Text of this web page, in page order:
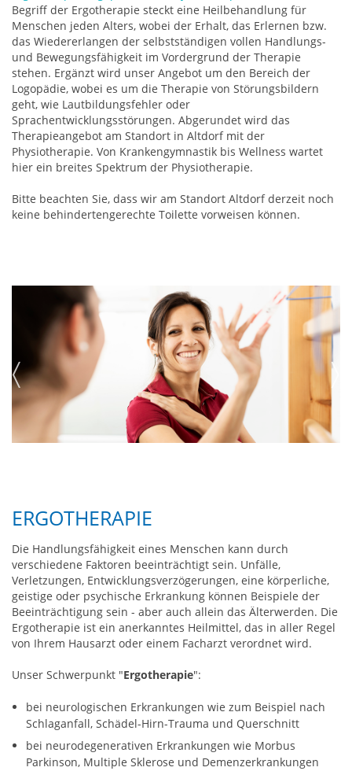
Begriff der Ergotherapie steckt eine Heilbehandlung für
Menschen jeden Alters, wobei der Erhalt, das Erlernen bzw.
das Wiedererlangen der selbstständigen vollen Handlungs-
und Bewegungsfähigkeit im Vordergrund der Therapie
stehen. Ergänzt wird unser Angebot um den Bereich der
Logopädie, wobei es um die Therapie von Störungsbildern
geht, wie Lautbildungsfehler oder
Sprachentwicklungsstörungen. Abgerundet wird das
Therapieangebot am Standort in Altdorf mit der
Physiotherapie. Von Krankengymnastik bis Wellness wartet
hier ein breites Spektrum der Physiotherapie.
Bitte beachten Sie, dass wir am Standort Altdorf derzeit noch
keine behindertengerechte Toilette vorweisen können.
ERGOTHERAPIE
Die Handlungsfähigkeit eines Menschen kann durch
verschiedene Faktoren beeinträchtigt sein. Unfälle,
Verletzungen, Entwicklungsverzögerungen, eine körperliche,
geistige oder psychische Erkrankung können Beispiele der
Beeinträchtigung sein - aber auch allein das Älterwerden. Die
Ergotherapie ist ein anerkanntes Heilmittel, das in aller Regel
von Ihrem Hausarzt oder einem Facharzt verordnet wird.
Unser Schwerpunkt "Ergotherapie":
bei neurologischen Erkrankungen wie zum Beispiel nach
Schlaganfall, Schädel-Hirn-Trauma und Querschnitt
bei neurodegenerativen Erkrankungen wie Morbus
Parkinson, Multiple Sklerose und Demenzerkrankungen